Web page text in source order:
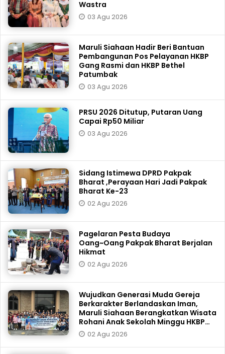
Wastra
03 Agu 2026
Maruli Siahaan Hadir Beri Bantuan
Pembangunan Pos Pelayanan HKBP
Gang Rasmi dan HKBP Bethel
Patumbak
03 Agu 2026
PRSU 2026 Ditutup, Putaran Uang
Capai Rp50 Miliar
03 Agu 2026
Sidang Istimewa DPRD Pakpak
Bharat ,Perayaan Hari Jadi Pakpak
Bharat Ke-23
02 Agu 2026
Pagelaran Pesta Budaya
Oang~Oang Pakpak Bharat Berjalan
Hikmat
02 Agu 2026
Wujudkan Generasi Muda Gereja
Berkarakter Berlandaskan Iman,
Maruli Siahaan Berangkatkan Wisata
Rohani Anak Sekolah Minggu HKBP
Resort Marelan
02 Agu 2026